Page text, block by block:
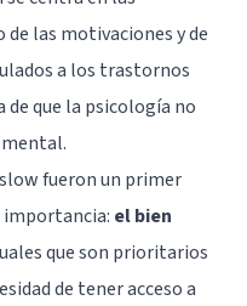
las motivaciones y de
a los trastornos
que la psicología no
fueron un primer
importancia: el bien
que son prioritarios
de tener acceso a